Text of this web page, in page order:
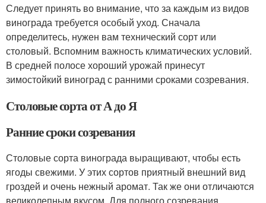
Следует принять во внимание, что за каждым из видов
винограда требуется особый уход. Сначала
определитесь, нужен вам технический сорт или
столовый. Вспомним важность климатических условий.
В средней полосе хороший урожай принесут
зимостойкий виноград с ранними сроками созревания.
Столовые сорта от А до Я
Ранние сроки созревания
Столовые сорта винограда выращивают, чтобы есть
ягоды свежими. У этих сортов приятный внешний вид
гроздей и очень нежный аромат. Так же они отличаются
великолепным вкусом. Для полного созревания